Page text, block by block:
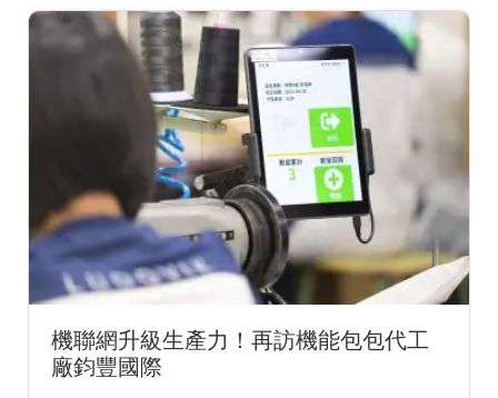
機聯網升級生產力！再訪機能包包代工
廠鈞豐國際